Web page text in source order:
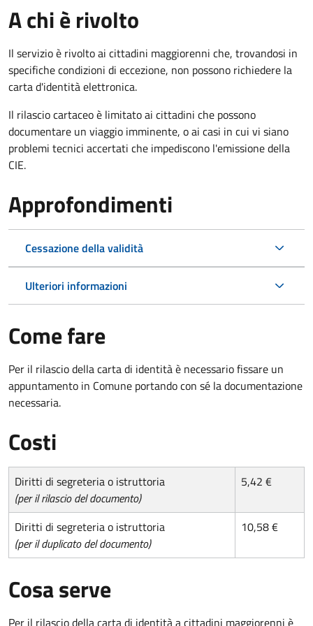
A chi è rivolto
Il servizio è rivolto ai cittadini maggiorenni che, trovandosi in
specifiche condizioni di eccezione, non possono richiedere la
carta d'identità elettronica.
Il rilascio cartaceo è limitato ai cittadini che possono
documentare un viaggio imminente, o ai casi in cui vi siano
problemi tecnici accertati che impediscono l'emissione della
CIE.
Approfondimenti
Cessazione della validità
Ulteriori informazioni
Come fare
Per il rilascio della carta di identità è necessario fissare un
appuntamento in Comune portando con sé la documentazione
necessaria.
Costi
Diritti di segreteria o istruttoria
(per il rilascio del documento)
5,42 €
Diritti di segreteria o istruttoria
(per il duplicato del documento)
10,58 €
Cosa serve
Per il rilascio della carta di identità a cittadini maggiorenni è